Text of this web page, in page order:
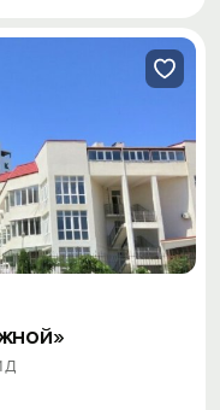
Д